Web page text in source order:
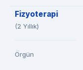
Fizyoterapi
(2 Yıllık)
Örgün